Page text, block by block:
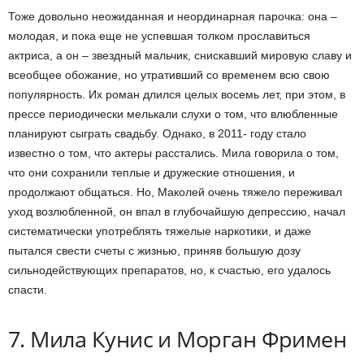
Тоже довольно неожиданная и неординарная парочка: она –
молодая, и пока еще не успевшая толком прославиться
актриса, а он – звездный мальчик, снискавший мировую славу и
всеобщее обожание, но утративший со временем всю свою
популярность. Их роман длился целых восемь лет, при этом, в
прессе периодически мелькали слухи о том, что влюбленные
планируют сыграть свадьбу. Однако, в 2011- году стало
известно о том, что актеры расстались. Мила говорила о том,
что они сохранили теплые и дружеские отношения, и
продолжают общаться. Но, Маколей очень тяжело переживал
уход возлюбленной, он впал в глубочайшую депрессию, начал
систематически употреблять тяжелые наркотики, и даже
пытался свести счеты с жизнью, приняв большую дозу
сильнодействующих препаратов, но, к счастью, его удалось
спасти.
7. Мила Кунис и Морган Фримен